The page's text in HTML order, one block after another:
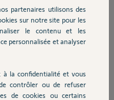
semaine quand je ne travaille
depuis quelques semaines,
désactivé se lance quand même
avec les volets ouverts, ce
J’ai bien vérifié, l’ouverture
ça fonctionne toujours en
partenaires utilisons des
sur notre site pour les
le contenu et les
personnalisée et analyser
à la confidentialité et vous
contrôler ou de refuser
de cookies ou certains